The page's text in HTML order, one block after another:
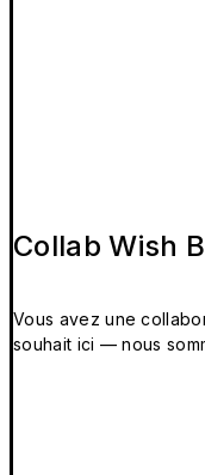
Collab Wish
Vous avez une
souhait ici — nous